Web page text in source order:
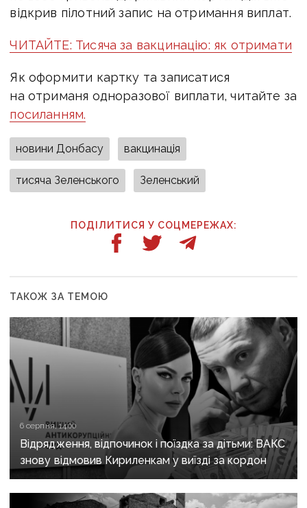
відкрив пілотний запис на отримання виплат.
ЧИТАЙТЕ: Тисяча за вакцинацію: як отримати
Як оформити картку та записатися
на отриманя одноразової виплати, читайте за
посиланням.
новини Донбасу вакцинація
тисяча Зеленського Зеленський
ПОДІЛИТИСЯ У СОЦМЕРЕЖАХ:
ТАКОЖ ЗА ТЕМОЮ
6 серпня, 14:00
Відрядження, відпочинок і поїздка за дітьми: ВАКС
знову відмовив Кириленкам у виїзді за кордон